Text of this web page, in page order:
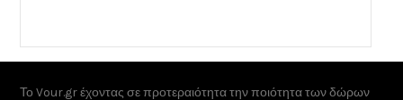
Το Vour.gr έχοντας σε προτεραιότητα την ποιότητα των δώρων